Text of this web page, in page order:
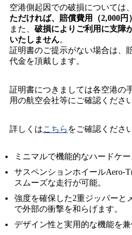
空港側起因での破損については、
ただければ、賠償費用（2,000
また、 破損によりご利用に支障
いたしません。
証明書のご提示がない場合は、
代金を頂戴します。
証明書につきましては各空港の
用の航空会社等にご確認くださ
詳しくは こちら をご確認くださ
ミニマルで機能的なハードケー
サスペンションホイールAero-
スムーズな走行が可能。
強度を確保した2重ジッパーと
で外部の衝撃を和らげます。
デザイン性と実用的な機能を兼